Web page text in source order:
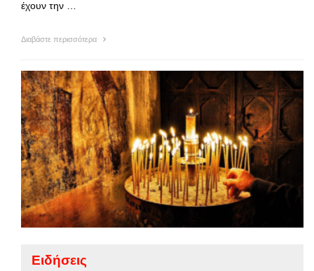
έχουν την …
Διαβάστε περισσότερα
Ειδήσεις